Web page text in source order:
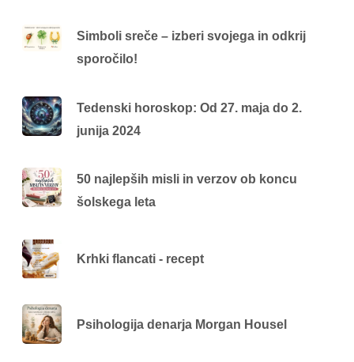
Simboli sreče – izberi svojega in odkrij
sporočilo!
Tedenski horoskop: Od 27. maja do 2.
junija 2024
50 najlepših misli in verzov ob koncu
šolskega leta
Krhki flancati - recept
Psihologija denarja Morgan Housel